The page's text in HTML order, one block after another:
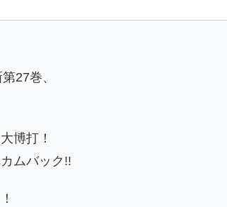
27巻、
博打！
ムバック!!